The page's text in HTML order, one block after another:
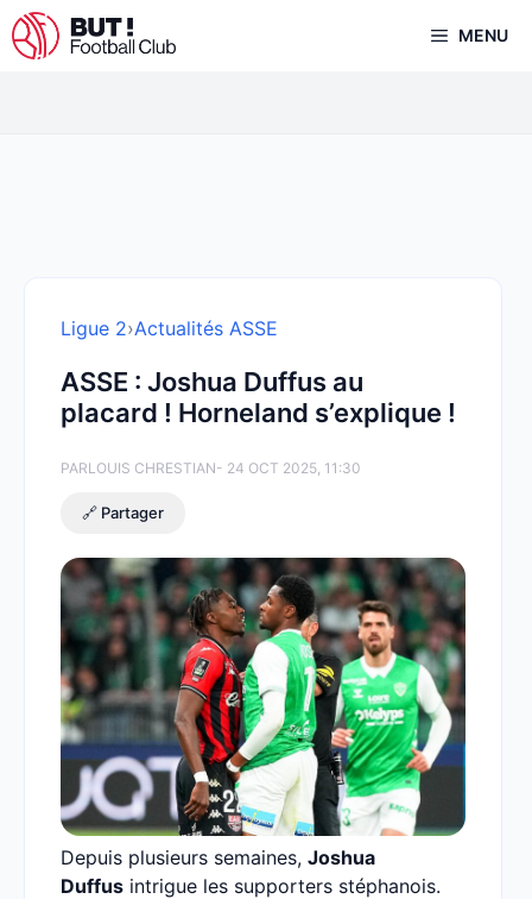
Aller
au
MENU
Ligue 2›Actualités ASSE
ASSE : Joshua Duffus au
placard ! Horneland s’explique !
PARLOUIS CHRESTIAN- 24 OCT 2025, 11:30
🔗 Partager
Depuis plusieurs semaines, Joshua
Duffus intrigue les supporters stéphanois.